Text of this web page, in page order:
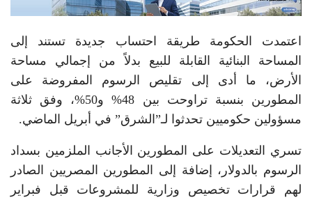
اعتمدت الحكومة طريقة احتساب جديدة تستند إلى
المساحة البنائية القابلة للبيع بدلاً من إجمالي مساحة
الأرض، ما أدى إلى تقليص الرسوم المفروضة على
المطورين بنسبة تراوحت بين 48% و50%، وفق ثلاثة
مسؤولين حكوميين تحدثوا لـ”الشرق” في أبريل الماضي.
تسري التعديلات على المطورين الأجانب الملزمين بسداد
الرسوم بالدولار، إضافة إلى المطورين المصريين الصادر
لهم قرارات تخصيص وزارية للمشروعات قبل فبراير